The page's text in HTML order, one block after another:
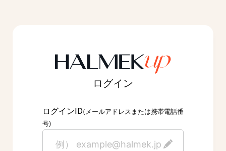
ログイン
ログインID(メールアドレスまたは携帯電話番
号)